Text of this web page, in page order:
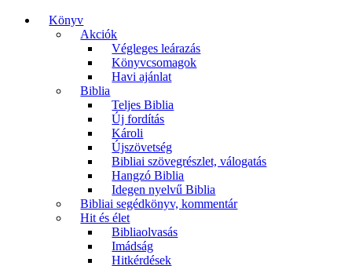
Könyv
Akciók
Végleges leárazás
Könyvcsomagok
Havi ajánlat
Biblia
Teljes Biblia
Új fordítás
Károli
Újszövetség
Bibliai szövegrészlet, válogatás
Hangzó Biblia
Idegen nyelvű Biblia
Bibliai segédkönyv, kommentár
Hit és élet
Bibliaolvasás
Imádság
Hitkérdések